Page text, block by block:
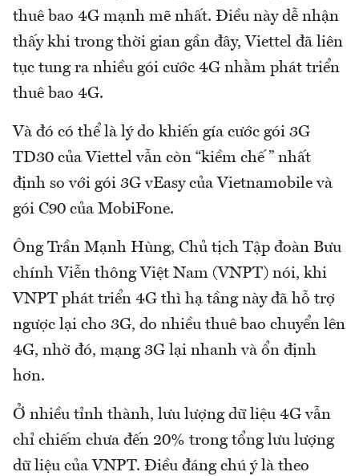
thuê bao 4G mạnh mẽ nhất. Điều này dễ nhận
thấy khi trong thời gian gần đây, Viettel đã liên
tục tung ra nhiều gói cước 4G nhằm phát triển
thuê bao 4G.
Và đó có thể là lý do khiến gía cước gói 3G
TD30 của Viettel vẫn còn “kiềm chế ” nhất
định so với gói 3G vEasy của Vietnamobile và
gói C90 của MobiFone.
Ông Trần Mạnh Hùng, Chủ tịch Tập đoàn Bưu
chính Viễn thông Việt Nam (VNPT) nói, khi
VNPT phát triển 4G thì hạ tầng này đã hỗ trợ
ngược lại cho 3G, do nhiều thuê bao chuyển lên
4G, nhờ đó, mạng 3G lại nhanh và ổn định
hơn.
Ở nhiều tỉnh thành, lưu lượng dữ liệu 4G vẫn
chỉ chiếm chưa đến 20% trong tổng lưu lượng
dữ liệu của VNPT. Điều đáng chú ý là theo